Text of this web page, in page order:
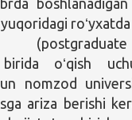
oʻqish
nomzod
ariza berishi